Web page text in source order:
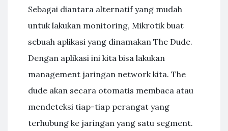
Sebagai diantara alternatif yang mudah
untuk lakukan monitoring, Mikrotik buat
sebuah aplikasi yang dinamakan The Dude.
Dengan aplikasi ini kita bisa lakukan
management jaringan network kita. The
dude akan secara otomatis membaca atau
mendeteksi tiap-tiap perangat yang
terhubung ke jaringan yang satu segment.